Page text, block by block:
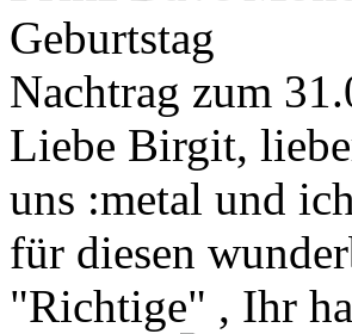
Geburtstag
Nachtrag zum
Liebe Birgit,
uns :metal und
für diesen
"Richtige" , Ihr